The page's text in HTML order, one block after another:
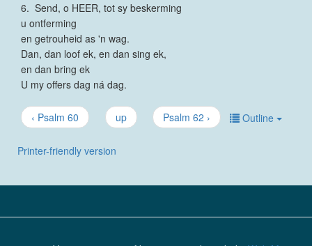
6. Send, o HEER, tot sy beskerming
u ontferming
en getrouheid as 'n wag.
Dan, dan loof ek, en dan sing ek,
en dan bring ek
U my offers dag ná dag.
Outline
‹ Psalm 60 up Psalm 62 ›
Printer-friendly version